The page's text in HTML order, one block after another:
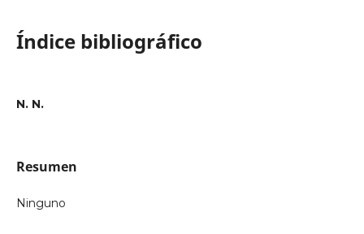
Índice bibliográfico
N. N.
Resumen
Ninguno